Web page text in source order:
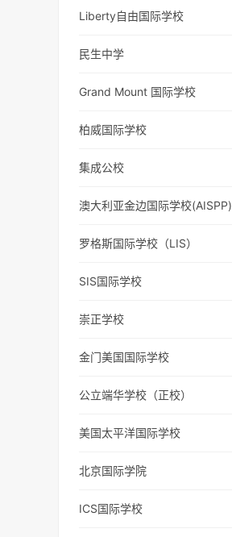
Liberty自由国际学校
民生中学
Grand Mount 国际学校
柏威国际学校
集成公校
澳大利亚金边国际学校(AISPP)
罗格斯国际学校（LIS）
SIS国际学校
崇正学校
金门美国国际学校
公立端华学校（正校）
美国太平洋国际学校
北京国际学院
ICS国际学校